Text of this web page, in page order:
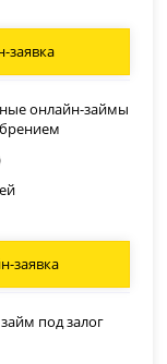
заявка
онлайн-займы
заявка
под залог